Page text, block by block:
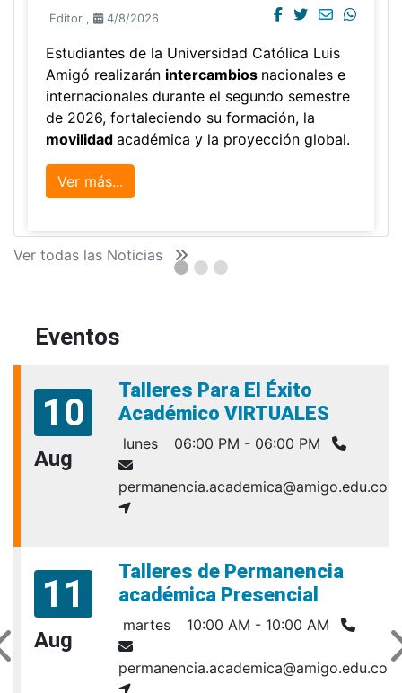
Editor , 4/8/2026
Estudiantes de la Universidad Católica Luis
Amigó realizarán intercambios nacionales e
internacionales durante el segundo semestre
de 2026, fortaleciendo su formación, la
movilidad académica y la proyección global.
Ver más...
Ver todas las Noticias
Eventos
10
Aug
Talleres Para El Éxito
Académico VIRTUALES
lunes 06:00 PM - 06:00 PM
permanencia.academica@amigo.edu.co
11
Aug
Talleres de Permanencia
académica Presencial
martes 10:00 AM - 10:00 AM
permanencia.academica@amigo.edu.co